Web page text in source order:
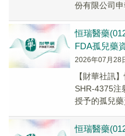
份有限公司申
的上...
恒瑞醫藥
FDA孤兒藥
2026年07月28
【財華社訊
SHR-4375注
授予的孤兒
恒瑞醫藥